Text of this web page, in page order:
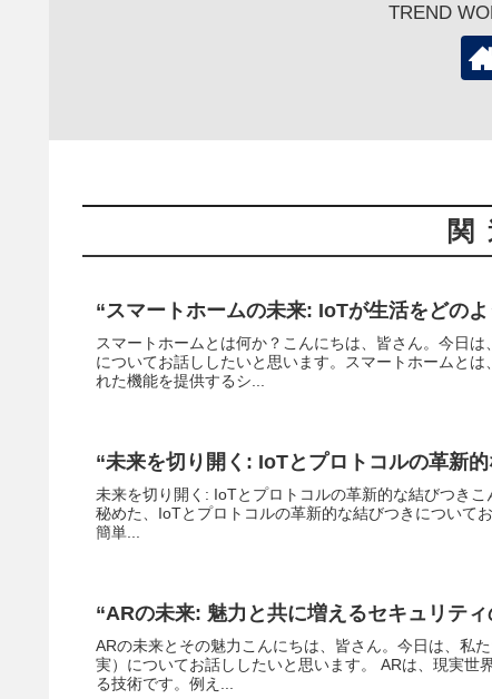
TREND
“スマートホームの未来: IoTが生活をどの
スマートホームとは何か？こんにちは、皆さん。今日
についてお話ししたいと思います。スマートホームと
れた機能を提供するシ...
“未来を切り開く: IoTとプロトコルの革新
未来を切り開く: IoTとプロトコルの革新的な結びつき
秘めた、IoTとプロトコルの革新的な結びつきについて
簡単...
“ARの未来: 魅力と共に増えるセキュリティ
ARの未来とその魅力こんにちは、皆さん。今日は、私
実）についてお話ししたいと思います。 ARは、現実世
る技術です。例え...